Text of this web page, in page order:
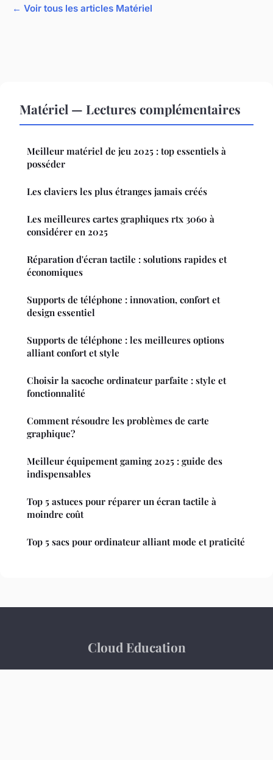
← Voir tous les articles Matériel
Matériel — Lectures complémentaires
Meilleur matériel de jeu 2025 : top essentiels à
posséder
Les claviers les plus étranges jamais créés
Les meilleures cartes graphiques rtx 3060 à
considérer en 2025
Réparation d'écran tactile : solutions rapides et
économiques
Supports de téléphone : innovation, confort et
design essentiel
Supports de téléphone : les meilleures options
alliant confort et style
Choisir la sacoche ordinateur parfaite : style et
fonctionnalité
Comment résoudre les problèmes de carte
graphique?
Meilleur équipement gaming 2025 : guide des
indispensables
Top 5 astuces pour réparer un écran tactile à
moindre coût
Top 5 sacs pour ordinateur alliant mode et praticité
Cloud Education